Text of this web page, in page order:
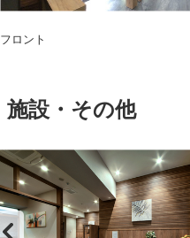
フロント
施設・その他